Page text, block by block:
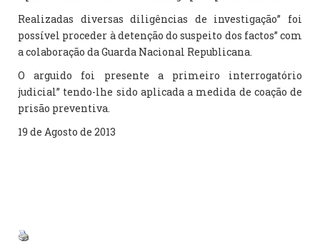
Realizadas diversas diligências de investigação” foi
possível proceder à detenção do suspeito dos factos” com
a colaboração da Guarda Nacional Republicana.
O arguido foi presente a primeiro interrogatório
judicial” tendo-lhe sido aplicada a medida de coação de
prisão preventiva.
19 de Agosto de 2013